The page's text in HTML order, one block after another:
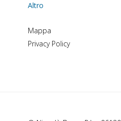
Altro
Mappa
Privacy Policy